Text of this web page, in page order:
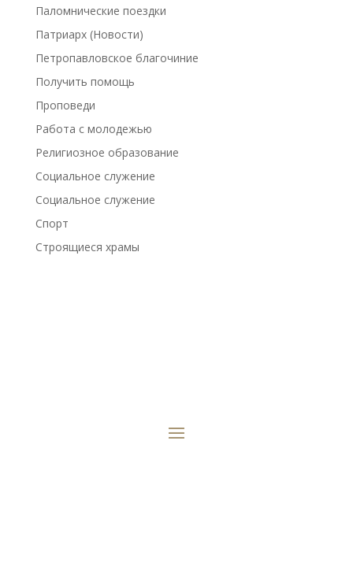
Паломнические поездки
Патриарх (Новости)
Петропавловское благочиние
Получить помощь
Проповеди
Работа с молодежью
Религиозное образование
Социальное служение
Социальное служение
Спорт
Строящиеся храмы